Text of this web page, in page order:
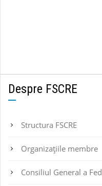
Despre FSCRE
Structura FSCRE
Organizațiile membre
Consiliul General a